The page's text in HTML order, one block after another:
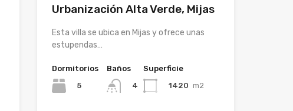
Urbanización Alta Verde, Mijas
Esta villa se ubica en Mijas y ofrece unas
estupendas…
Dormitorios
5
Baños
4
Superficie
1420 m2